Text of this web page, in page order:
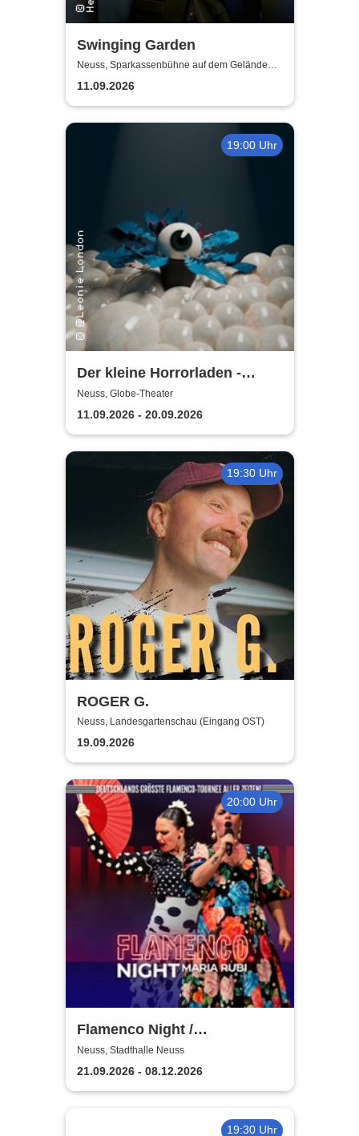
Swinging Garden
Neuss, Sparkassenbühne auf dem Gelände
der Landesgartenschau Neuss
11.09.2026
19:00 Uhr
Der kleine Horrorladen -
Kulturforum Alte Post und
Musikschule Neuss
Neuss, Globe-Theater
11.09.2026 - 20.09.2026
19:30 Uhr
ROGER G.
Neuss, Landesgartenschau (Eingang OST)
19.09.2026
20:00 Uhr
Flamenco Night /
Flamencomanía Tour 26/27 -
Deutschlands größte
Flamenco-Tournee
Neuss, Stadthalle Neuss
21.09.2026 - 08.12.2026
19:30 Uhr